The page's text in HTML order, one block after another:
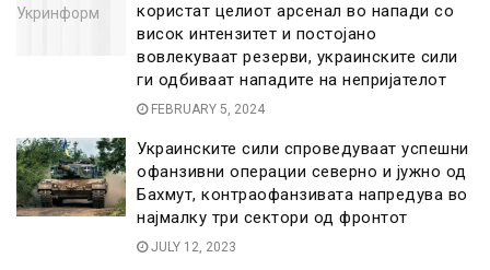
користат целиот арсенал во напади со
висок интензитет и постојано
вовлекуваат резерви, украинските сили
ги одбиваат нападите на непријателот
FEBRUARY 5, 2024
Украинските сили спроведуваат успешни
офанзивни операции северно и јужно од
Бахмут, контраофанзивата напредува во
најмалку три сектори од фронтот
JULY 12, 2023